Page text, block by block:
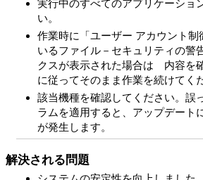
実行中のすべてのアプリケーショ
い。
作業時に「ユーザー アカウント制
いるファイル－セキュリティの警
クスが表示された場合は 内容を
に従ってそのまま作業を続けてく
該当機種を確認してください。誤
ラムを適用すると、アップデート
が発生します。
解決される問題